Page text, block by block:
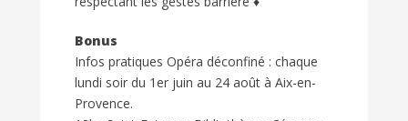
Bonus
Infos pratiques Opéra déconfiné : chaque
lundi soir du 1er juin au 24 août à Aix-en-
Provence.